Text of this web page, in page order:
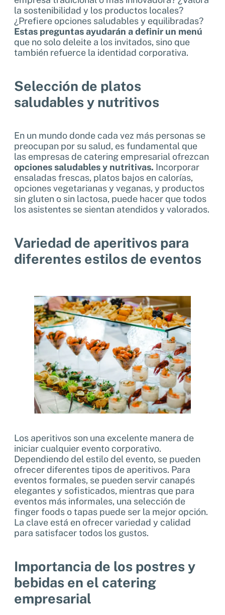
la sostenibilidad y los productos locales?
¿Prefiere opciones saludables y equilibradas?
Estas preguntas ayudarán a definir un menú
que no solo deleite a los invitados, sino que
también refuerce la identidad corporativa.
Selección de platos
saludables y nutritivos
En un mundo donde cada vez más personas se
preocupan por su salud, es fundamental que
las empresas de catering empresarial ofrezcan
opciones saludables y nutritivas. Incorporar
ensaladas frescas, platos bajos en calorías,
opciones vegetarianas y veganas, y productos
sin gluten o sin lactosa, puede hacer que todos
los asistentes se sientan atendidos y valorados.
Variedad de aperitivos para
diferentes estilos de eventos
Los aperitivos son una excelente manera de
iniciar cualquier evento corporativo.
Dependiendo del estilo del evento, se pueden
ofrecer diferentes tipos de aperitivos. Para
eventos formales, se pueden servir canapés
elegantes y sofisticados, mientras que para
eventos más informales, una selección de
finger foods o tapas puede ser la mejor opción.
La clave está en ofrecer variedad y calidad
para satisfacer todos los gustos.
Importancia de los postres y
bebidas en el catering
empresarial